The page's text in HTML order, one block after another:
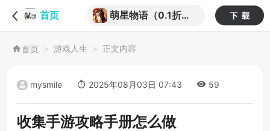
首页
萌星物语（0.1折雄
首页 游戏人生 正文内容
mysmile 2025年08月03日 07:43 59
收集手游攻略手册怎么做